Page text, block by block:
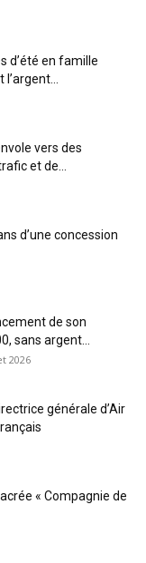
d’été en famille
vers des
et de...
d’une concession
de son
sans argent...
2026
générale d’Air
« Compagnie de